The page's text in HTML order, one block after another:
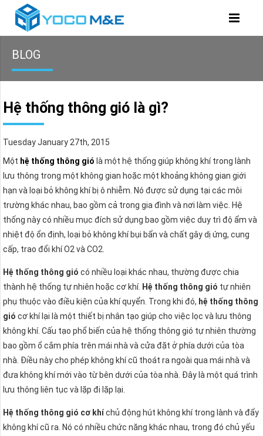
BLOG
Hệ thống thông gió là gì?
Tuesday January 27th, 2015
Một hệ thống thông gió là một hệ thống giúp không khí trong lành
lưu thông trong một không gian hoặc một khoảng không gian giới
hạn và loại bỏ không khí bị ô nhiễm. Nó được sử dụng tại các môi
trường khác nhau, bao gồm cả trong gia đình và nơi làm việc. Hệ
thống này có nhiều mục đích sử dụng bao gồm việc duy trì độ ẩm và
nhiệt độ ổn định, loại bỏ không khí bụi bẩn và chất gây dị ứng, cung
cấp, trao đổi khí O2 và CO2.
Hệ thống thông gió có nhiều loại khác nhau, thường được chia
thành hệ thống tự nhiên hoặc cơ khí. Hệ thống thông gió tự nhiên
phụ thuộc vào điều kiện của khí quyển. Trong khi đó, hệ thống thông
gió cơ khí lại là một thiết bị nhân tạo giúp cho việc lọc và lưu thông
không khí. Cấu tạo phổ biến của hệ thống thông gió tự nhiên thường
bao gồm ổ cắm phía trên mái nhà và cửa đặt ở phía dưới của tòa
nhà. Điều này cho phép không khí cũ thoát ra ngoài qua mái nhà và
đưa không khí mới vào từ bên dưới của tòa nhà. Đây là một quá trình
lưu thông liên tục và lặp đi lặp lại.
Hệ thống thông gió cơ khíchủ động hút không khí trong lành và đẩy
không khí cũ ra. Nó có nhiều chức năng khác nhau, trong đó chủ yếu